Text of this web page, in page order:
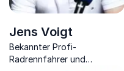
Jens Voigt
Bekannter Profi-
Radrennfahrer und